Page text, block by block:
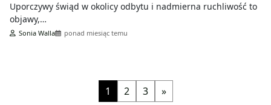
Uporczywy świąd w okolicy odbytu i nadmierna ruchliwość to
objawy,…
Sonia Walla ponad miesiąc temu
1 2 3 »